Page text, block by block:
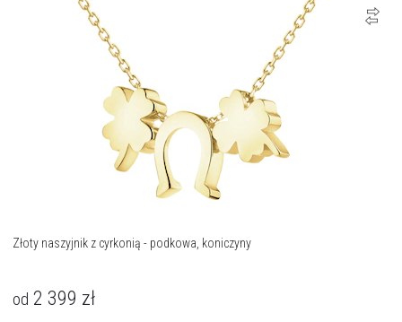
Złoty naszyjnik z cyrkonią - podkowa, koniczyny
od 2 399 zł